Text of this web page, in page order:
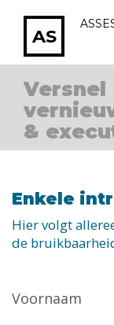
AS
Versnel
&
Enkele
Hier volgt
de
Voornaam